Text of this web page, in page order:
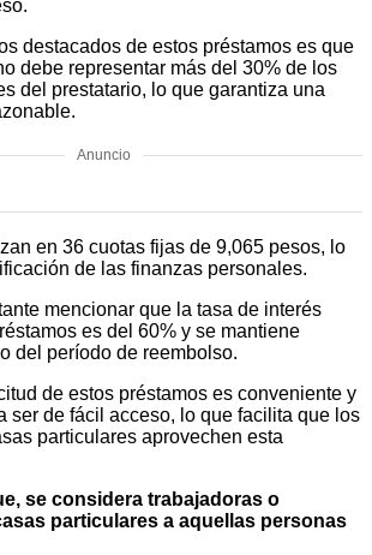
destacados de estos préstamos es que
debe representar más del 30% de los
del prestatario, lo que garantiza una
Anuncio
en 36 cuotas fijas de 9,065 pesos, lo
de las finanzas personales.
mencionar que la tasa de interés
es del 60% y se mantiene
del período de reembolso.
de estos préstamos es conveniente y
ser de fácil acceso, lo que facilita que los
particulares aprovechen esta
se considera trabajadoras o
particulares a aquellas personas